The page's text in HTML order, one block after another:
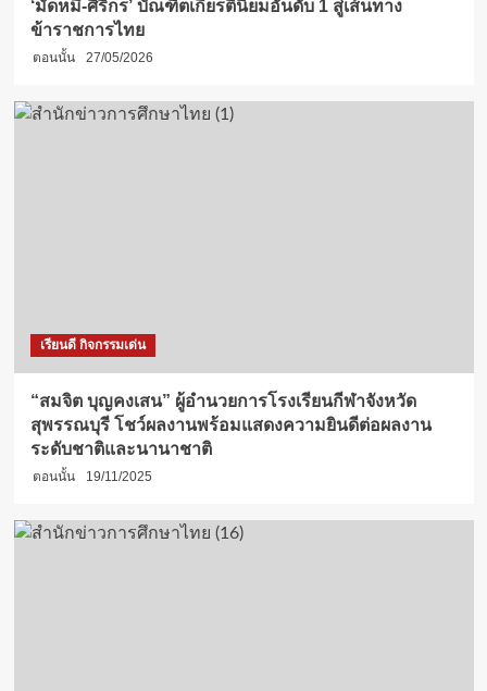
‘มัดหมี่-ศิริกร’ บัณฑิตเกียรตินิยมอันดับ 1 สู่เส้นทาง
ข้าราชการไทย
ตอนนั้น 27/05/2026
เรียนดี กิจกรรมเด่น
“สมจิต บุญคงเสน” ผู้อำนวยการโรงเรียนกีฬาจังหวัด
สุพรรณบุรี โชว์ผลงานพร้อมแสดงความยินดีต่อผลงาน
ระดับชาติและนานาชาติ
ตอนนั้น 19/11/2025